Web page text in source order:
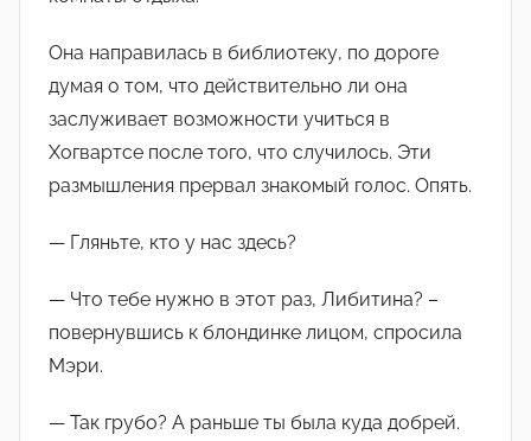
Она направилась в библиотеку, по дороге
думая о том, что действительно ли она
заслуживает возможности учиться в
Хогвартсе после того, что случилось. Эти
размышления прервал знакомый голос. Опять.
— Гляньте, кто у нас здесь?
— Что тебе нужно в этот раз, Либитина? –
повернувшись к блондинке лицом, спросила
Мэри.
— Так грубо? А раньше ты была куда добрей.